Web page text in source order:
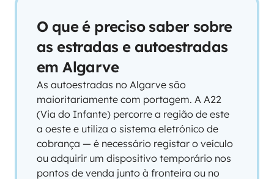
O que é preciso saber sobre
as estradas e autoestradas
em Algarve
As autoestradas no Algarve são
maioritariamente com portagem. A A22
(Via do Infante) percorre a região de este
a oeste e utiliza o sistema eletrónico de
cobrança — é necessário registar o veículo
ou adquirir um dispositivo temporário nos
pontos de venda junto à fronteira ou no